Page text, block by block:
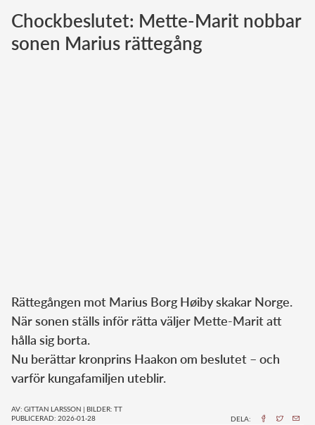
Norska kungahuset
Danska kungahuset
Chockbeslutet: Mette-Marit nobbar
sonen Marius rättegång
Rättegången mot Marius Borg Høiby skakar Norge.
När sonen ställs inför rätta väljer Mette-Marit att
hålla sig borta.
Nu berättar kronprins Haakon om beslutet – och
varför kungafamiljen uteblir.
AV: GITTAN LARSSON | BILDER: TT
PUBLICERAD: 2026-01-28
DELA: